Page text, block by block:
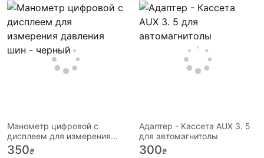
Манометр цифровой с
дисплеем для измерения
давления шин - черный
350₴
Адаптер - Кассета AUX 3. 5
для автомагнитолы
300₴